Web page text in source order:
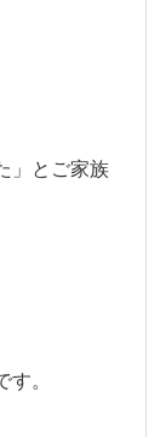
」とご家族
。